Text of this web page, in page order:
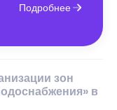
Подробнее
зон
в